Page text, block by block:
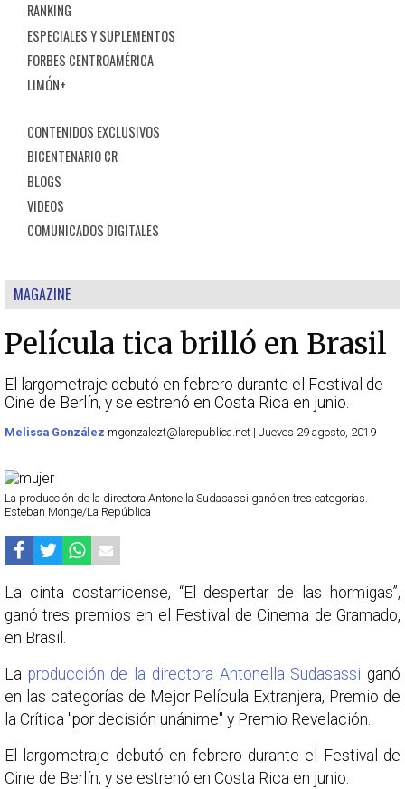
RANKING
ESPECIALES Y SUPLEMENTOS
FORBES CENTROAMÉRICA
LIMÓN+
CONTENIDOS EXCLUSIVOS
BICENTENARIO CR
BLOGS
VIDEOS
COMUNICADOS DIGITALES
MAGAZINE
Película tica brilló en Brasil
El largometraje debutó en febrero durante el Festival de
Cine de Berlín, y se estrenó en Costa Rica en junio.
Melissa González mgonzalezt@larepublica.net | Jueves 29 agosto, 2019
La producción de la directora Antonella Sudasassi ganó en tres categorías.
Esteban Monge/La República
La cinta costarricense, “El despertar de las hormigas”,
ganó tres premios en el Festival de Cinema de Gramado,
en Brasil.
La producción de la directora Antonella Sudasassi ganó
en las categorías de Mejor Película Extranjera, Premio de
la Crítica "por decisión unánime" y Premio Revelación.
El largometraje debutó en febrero durante el Festival de
Cine de Berlín, y se estrenó en Costa Rica en junio.